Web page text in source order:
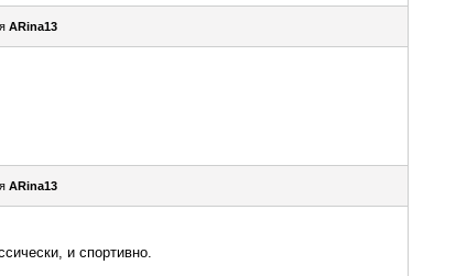
ARina13
ARina13
и спортивно.